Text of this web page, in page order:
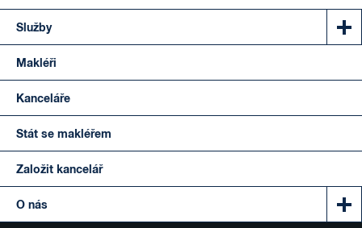
Služby
Makléři
Kanceláře
Stát se makléřem
Založit kancelář
O nás